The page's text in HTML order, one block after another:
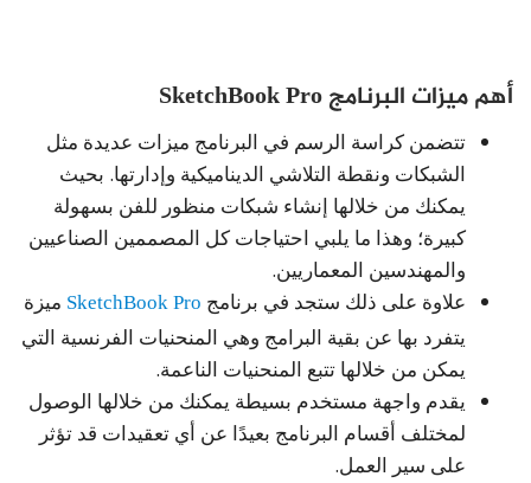
أهم ميزات البرنامج SketchBook Pro
تتضمن كراسة الرسم في البرنامج ميزات عديدة مثل
الشبكات ونقطة التلاشي الديناميكية وإدارتها. بحيث
يمكنك من خلالها إنشاء شبكات منظور للفن بسهولة
كبيرة؛ وهذا ما يلبي احتياجات كل المصممين الصناعيين
والمهندسين المعماريين.
علاوة على ذلك ستجد في برنامج SketchBook Pro ميزة
يتفرد بها عن بقية البرامج وهي المنحنيات الفرنسية التي
يمكن من خلالها تتبع المنحنيات الناعمة.
يقدم واجهة مستخدم بسيطة يمكنك من خلالها الوصول
لمختلف أقسام البرنامج بعيدًا عن أي تعقيدات قد تؤثر
على سير العمل.